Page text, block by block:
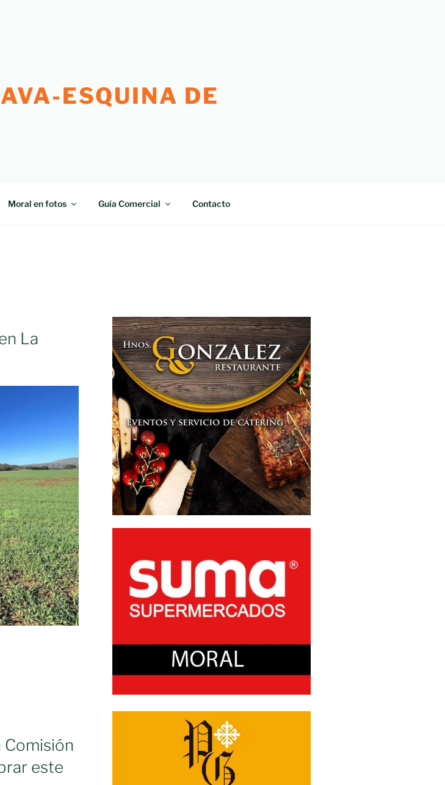
ESQUINA DE
Moral en fotos Guía Comercial Contacto
La
este